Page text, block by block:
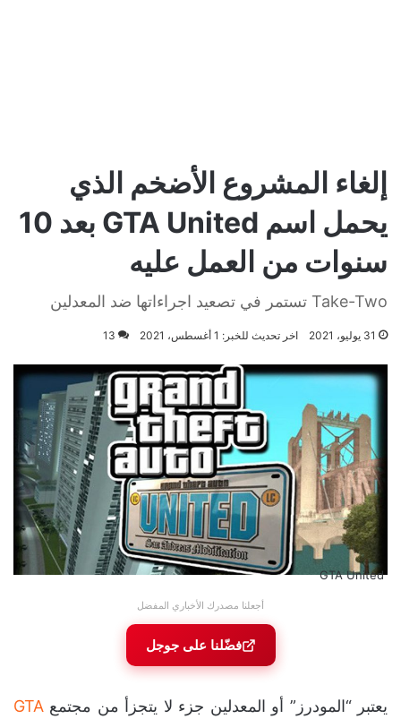
إلغاء المشروع الأضخم الذي
يحمل اسم GTA United بعد 10
سنوات من العمل عليه
Take-Two تستمر في تصعيد اجراءاتها ضد المعدلين
31 يوليو، 2021 اخر تحديث للخبر: 1 أغسطس، 2021 13
GTA United
أجعلنا مصدرك الأخباري المفضل
فضّلنا على جوجل
يعتبر “المودرز” أو المعدلين جزء لا يتجزأ من مجتمع GTA